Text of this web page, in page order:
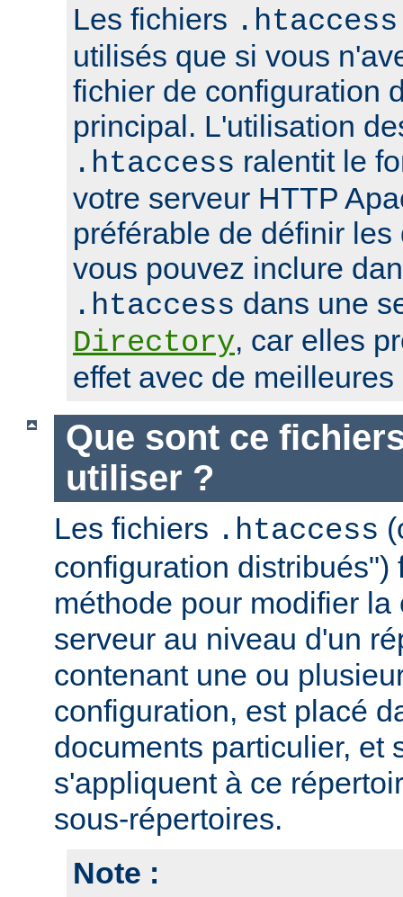
Les fichiers .htaccess
utilisés que si vous
fichier de configuration
principal. L'utilisation
.htaccess ralentit le
votre serveur HTTP
préférable de définir
vous pouvez inclure
.htaccess dans une
Directory, car elles
effet avec de
Que sont ce
utiliser ?
Les fichiers .htaccess
configuration distribués")
méthode pour modifier
serveur au niveau d'un
contenant une ou
configuration, est placé
documents particulier, et
s'appliquent à ce
sous-répertoires.
Note :